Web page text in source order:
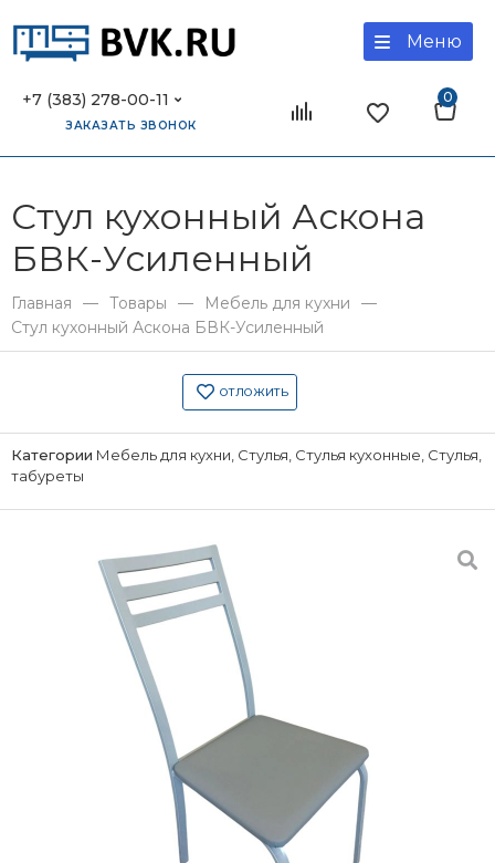
+7 (383) 278-00-11
ЗАКАЗАТЬ ЗВОНОК
0
Меню
Стул кухонный Аскона
БВК-Усиленный
Главная — Товары — Мебель для кухни
—
Стул кухонный Аскона БВК-Усиленный
ОТЛОЖИТЬ
Категории Мебель для кухни Стулья Стулья кухонные Стулья,
табуреты